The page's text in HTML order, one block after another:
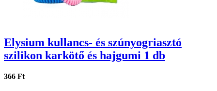
Elysium kullancs- és szúnyogriasztó
szilikon karkötő és hajgumi 1 db
366 Ft